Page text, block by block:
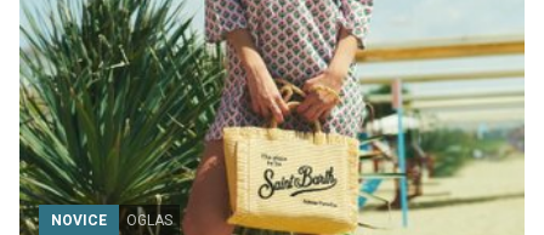
NOVICE OGLAS